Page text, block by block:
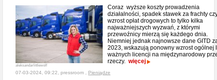
aleksandarlittlewolf
Coraz wyższe koszty prowadzenia
działalności, spadek stawek za frachty
wzrost opłat drogowych to tylko kilka
najważniejszych wyzwań, z którymi
przewoźnicy mierzą się każdego dnia.
Niemniej jednak najnowsze dane GITD
2023, wskazują ponowny wzrost ogólnej
ważnych licencji na międzynarodowy
rzeczy. więcej
07-03-2024, 09:22, pressroom , Pieniądze